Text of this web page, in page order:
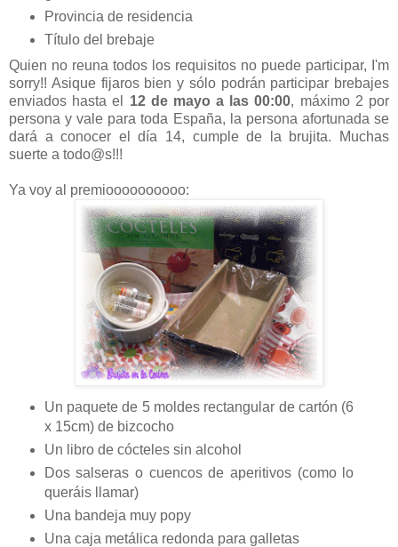
Provincia de residencia
Título del brebaje
Quien no reuna todos los requisitos no puede participar, I'm
sorry!! Asique fijaros bien y sólo podrán participar brebajes
enviados hasta el 12 de mayo a las 00:00, máximo 2 por
persona y vale para toda España, la persona afortunada se
dará a conocer el día 14, cumple de la brujita. Muchas
suerte a todo@s!!!
Ya voy al premioooooooooo:
Un paquete de 5 moldes rectangular de cartón (6
x 15cm) de bizcocho
Un libro de cócteles sin alcohol
Dos salseras o cuencos de aperitivos (como lo
queráis llamar)
Una bandeja muy popy
Una caja metálica redonda para galletas